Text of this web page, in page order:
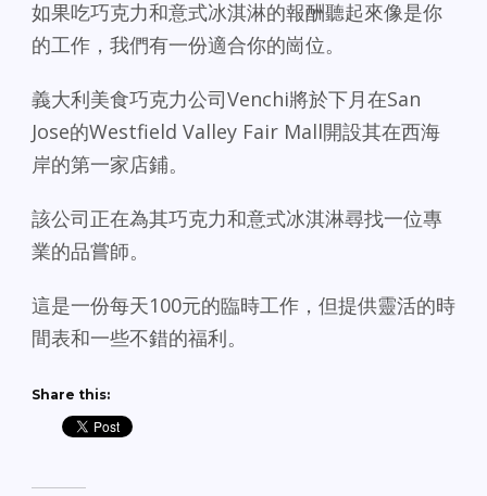
如果吃巧克力和意式冰淇淋的報酬聽起來像是你
的工作，我們有一份適合你的崗位。
義大利美食巧克力公司Venchi將於下月在San
Jose的Westfield Valley Fair Mall開設其在西海
岸的第一家店鋪。
該公司正在為其巧克力和意式冰淇淋尋找一位專
業的品嘗師。
這是一份每天100元的臨時工作，但提供靈活的時
間表和一些不錯的福利。
Share this: